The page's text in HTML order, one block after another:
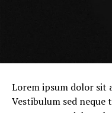
Lorem ipsum dolor sit
Vestibulum sed neque